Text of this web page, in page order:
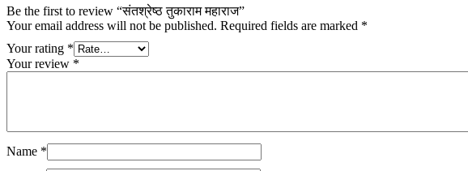
Be the first to review “संतश्रेष्ठ तुकाराम महाराज”
Your email address will not be published. Required fields are marked *
Your rating *
Your review *
Name *